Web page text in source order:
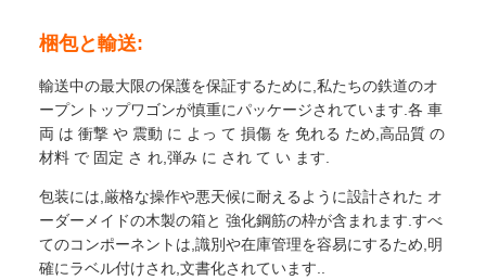
梱包と輸送:
輸送中の最大限の保護を保証するために,私たちの鉄道のオ
ープントップワゴンが慎重にパッケージされています.各 車
両 は 衝撃 や 震動 に よっ て 損傷 を 免れる ため,高品質 の
材料 で 固定 さ れ,弾み に され て い ます.
包装には,厳格な操作や悪天候に耐えるように設計された オ
ーダーメイドの木製の箱と 強化鋼筋の枠が含まれます.すべ
てのコンポーネントは,識別や在庫管理を容易にするため,明
確にラベル付けされ,文書化されています..